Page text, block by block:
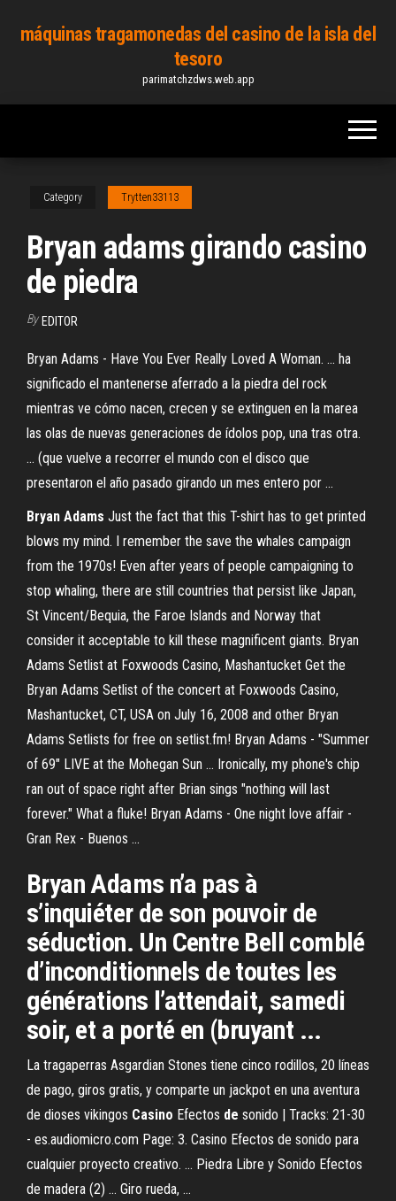
máquinas tragamonedas del casino de la isla del
tesoro
parimatchzdws.web.app
Category Trytten33113
Bryan adams girando casino
de piedra
By EDITOR
Bryan Adams - Have You Ever Really Loved A Woman. ... ha
significado el mantenerse aferrado a la piedra del rock
mientras ve cómo nacen, crecen y se extinguen en la marea
las olas de nuevas generaciones de ídolos pop, una tras otra.
... (que vuelve a recorrer el mundo con el disco que
presentaron el año pasado girando un mes entero por ...
Bryan Adams Just the fact that this T-shirt has to get printed
blows my mind. I remember the save the whales campaign
from the 1970s! Even after years of people campaigning to
stop whaling, there are still countries that persist like Japan,
St Vincent/Bequia, the Faroe Islands and Norway that
consider it acceptable to kill these magnificent giants. Bryan
Adams Setlist at Foxwoods Casino, Mashantucket Get the
Bryan Adams Setlist of the concert at Foxwoods Casino,
Mashantucket, CT, USA on July 16, 2008 and other Bryan
Adams Setlists for free on setlist.fm! Bryan Adams - "Summer
of 69" LIVE at the Mohegan Sun ... Ironically, my phone's chip
ran out of space right after Brian sings "nothing will last
forever." What a fluke! Bryan Adams - One night love affair -
Gran Rex - Buenos ...
Bryan Adams n’a pas à
s’inquiéter de son pouvoir de
séduction. Un Centre Bell comblé
d’inconditionnels de toutes les
générations l’attendait, samedi
soir, et a porté en (bruyant ...
La tragaperras Asgardian Stones tiene cinco rodillos, 20 líneas
de pago, giros gratis, y comparte un jackpot en una aventura
de dioses vikingos Casino Efectos de sonido | Tracks: 21-30
- es.audiomicro.com Page: 3. Casino Efectos de sonido para
cualquier proyecto creativo. ... Piedra Libre y Sonido Efectos
de madera (2) ... Giro rueda, ...